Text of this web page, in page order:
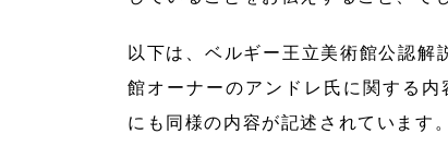
以下は、ベルギー王立美術館公認
館オーナーのアンドレ氏に関する内
にも同様の内容が記述されています。